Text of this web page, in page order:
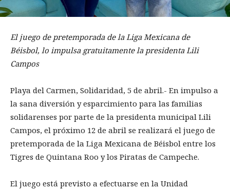
El juego de pretemporada de la Liga Mexicana de
Béisbol, lo impulsa gratuitamente la presidenta Lili
Campos
Playa del Carmen, Solidaridad, 5 de abril.- En impulso a
la sana diversión y esparcimiento para las familias
solidarenses por parte de la presidenta municipal Lili
Campos, el próximo 12 de abril se realizará el juego de
pretemporada de la Liga Mexicana de Béisbol entre los
Tigres de Quintana Roo y los Piratas de Campeche.
El juego está previsto a efectuarse en la Unidad